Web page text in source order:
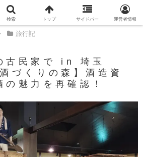
旅行記
古民家で in 埼玉
づくりの森】酒造資
の魅力を再確認！
検索 トップ サイドバー 運営者情報